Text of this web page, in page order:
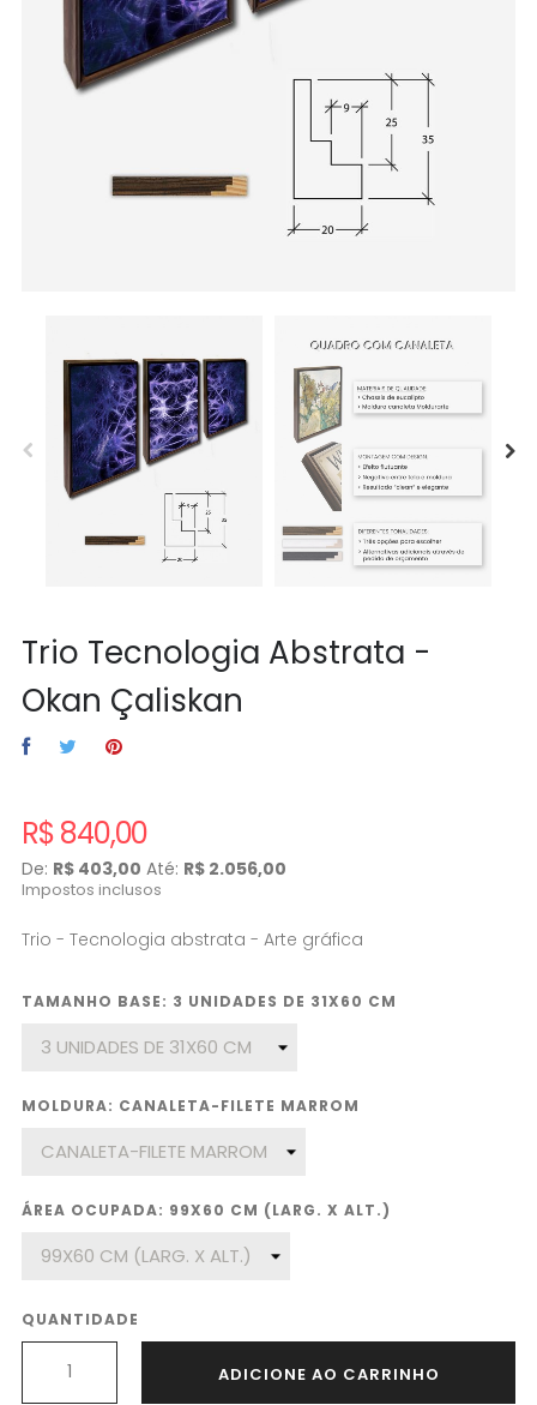
Trio Tecnologia Abstrata -
Okan Çaliskan
R$ 840,00
De: R$ 403,00 Até: R$ 2.056,00
Impostos inclusos
Trio - Tecnologia abstrata - Arte gráfica
TAMANHO BASE: 3 UNIDADES DE 31X60 CM
MOLDURA: CANALETA-FILETE MARROM
ÁREA OCUPADA: 99X60 CM (LARG. X ALT.)
QUANTIDADE
ADICIONE AO CARRINHO